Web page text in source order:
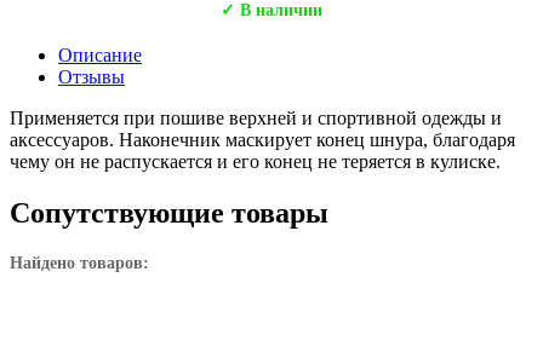
✓ В наличии
Описание
Отзывы
Применяется при пошиве верхней и спортивной одежды и
аксессуаров. Наконечник маскирует конец шнура, благодаря
чему он не распускается и его конец не теряется в кулиске.
Сопутствующие товары
Найдено товаров: